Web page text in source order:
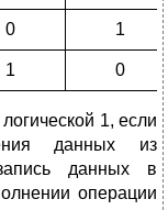
0 1
1 0
1, если
данных из
данных в
операции